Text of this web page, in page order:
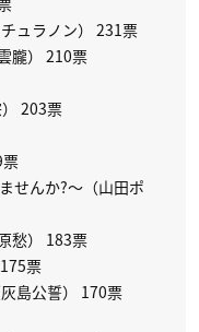
ュラノン） 231票
朧） 210票
203票
せんか?〜（山田ポ
愁） 183票
票
島公誓） 170票